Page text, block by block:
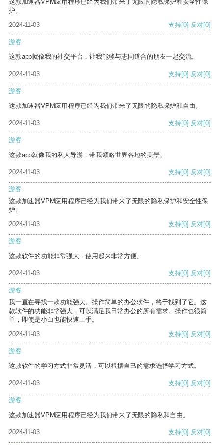
这款加速器VPM应用程序已经为我们带来了无限的隐私保护和安全性保
护。
2024-11-03
支持[0] 反对[0]
游客
这款app就像我的社交平台，让我能够与志同道合的朋友一起交流。
2024-11-03 支持[0] 反对[0]
游客
这款加速器VPM应用程序已经为我们带来了无限的隐私保护和自由。
2024-11-03 支持[0] 反对[0]
游客
这款app就像我的私人导游，带我领略世界各地的美景。
2024-11-03 支持[0] 反对[0]
游客
这款加速器VPM应用程序已经为我们带来了无限的隐私保护和安全性保
护。
2024-11-03
支持[0] 反对[0]
游客
这款软件的功能非常强大，使用起来非常方便。
2024-11-03 支持[0] 反对[0]
游客
我一直在寻找一款功能强大、操作简单的办公软件，终于找到了它。这
款软件的功能非常强大，可以满足我日常办公的所有需求。操作也很简
单，即使是小白也能快速上手。
2024-11-03
支持[0] 反对[0]
游客
这款软件的学习方式非常灵活，可以根据自己的需求选择学习方式。
2024-11-03 支持[0] 反对[0]
游客
这款加速器VPM应用程序已经为我们带来了无限的隐私和自由。
2024-11-03 支持[0] 反对[0]